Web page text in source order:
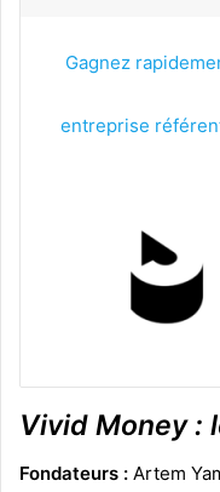
Gagnez
entreprise
Vivid Money :
Fondateurs : Artem